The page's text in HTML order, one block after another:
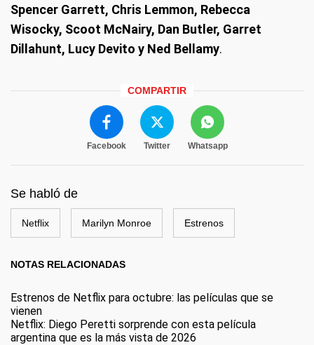
Spencer Garrett, Chris Lemmon, Rebecca
Wisocky, Scoot McNairy, Dan Butler, Garret
Dillahunt, Lucy Devito y Ned Bellamy.
COMPARTIR
Facebook Twitter Whatsapp
Se habló de
Netflix Marilyn Monroe Estrenos
NOTAS RELACIONADAS
Estrenos de Netflix para octubre: las películas que se
vienen
Netflix: Diego Peretti sorprende con esta película
argentina que es la más vista de 2026